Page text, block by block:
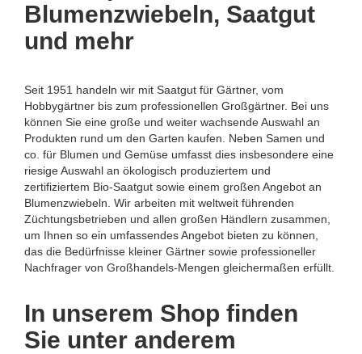
Blumenzwiebeln, Saatgut
und mehr
Seit 1951 handeln wir mit Saatgut für Gärtner, vom
Hobbygärtner bis zum professionellen Großgärtner. Bei uns
können Sie eine große und weiter wachsende Auswahl an
Produkten rund um den Garten kaufen. Neben Samen und
co. für Blumen und Gemüse umfasst dies insbesondere eine
riesige Auswahl an ökologisch produziertem und
zertifiziertem Bio-Saatgut sowie einem großen Angebot an
Blumenzwiebeln. Wir arbeiten mit weltweit führenden
Züchtungsbetrieben und allen großen Händlern zusammen,
um Ihnen so ein umfassendes Angebot bieten zu können,
das die Bedürfnisse kleiner Gärtner sowie professioneller
Nachfrager von Großhandels-Mengen gleichermaßen erfüllt.
In unserem Shop finden
Sie unter anderem